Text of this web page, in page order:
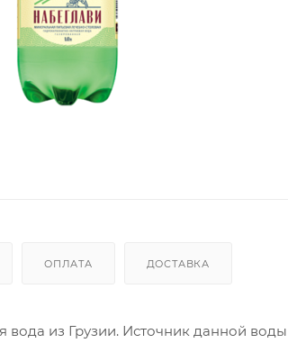
ОПЛАТА ДОСТАВКА
вода из Грузии. Источник данной